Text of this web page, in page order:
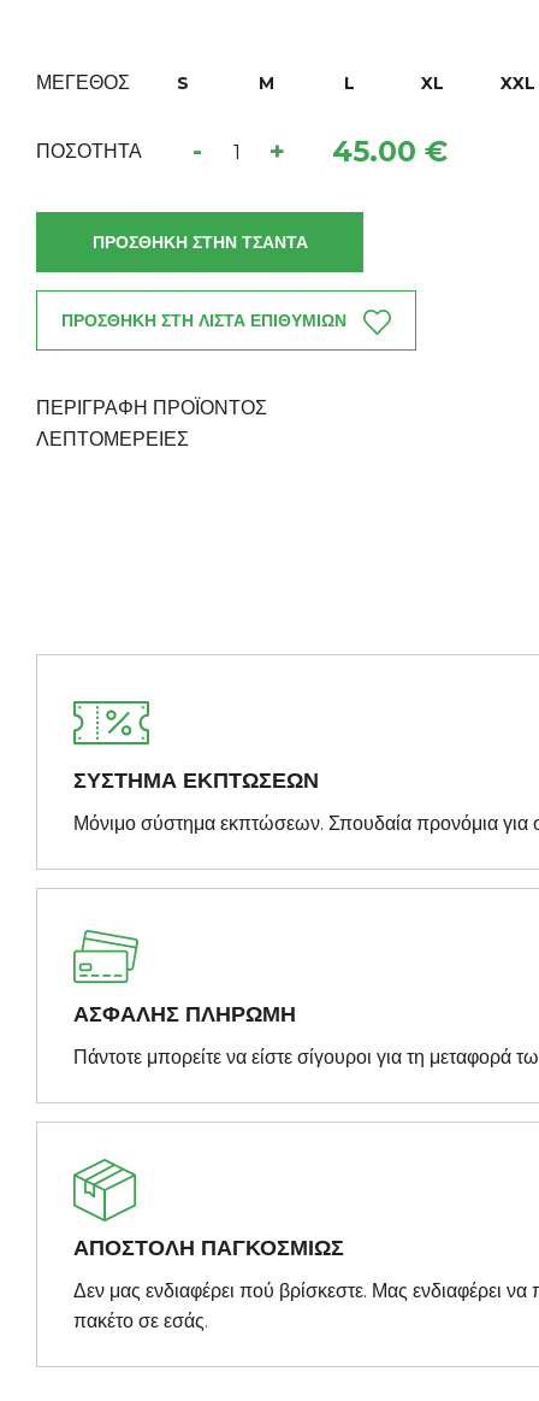
ΜΕΓΕΘΟΣ S M L XL XXL
ΠΟΣΟΤΗΤΑ - + 45.00 €
ΠΡΟΣΘΗΚΗ ΣΤΗΝ ΤΣΑΝΤΑ
ΠΡΟΣΘΗΚΗ ΣΤΗ ΛΙΣΤΑ ΕΠΙΘΥΜΙΩΝ
ΠΕΡΙΓΡΑΦΗ ΠΡΟΪΟΝΤΟΣ
ΛΕΠΤΟΜΈΡΕΙΕΣ
ΣΥΣΤΗΜΑ ΕΚΠΤΩΣΕΩΝ
Μόνιμο σύστημα εκπτώσεων. Σπουδαία προνόμια για
ΑΣΦΑΛΗΣ ΠΛΗΡΩΜΗ
Πάντοτε μπορείτε να είστε σίγουροι για τη μεταφορά
ΑΠΟΣΤΟΛΗ ΠΑΓΚΟΣΜΙΩΣ
Δεν μας ενδιαφέρει πού βρίσκεστε. Μας ενδιαφέρει
πακέτο σε εσάς.